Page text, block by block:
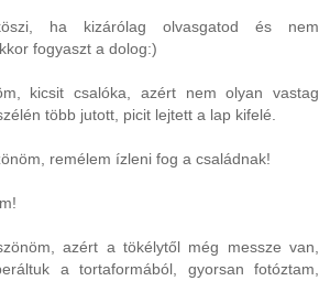
ha kizárólag olvasgatod és nem
fogyaszt a dolog:)
kicsit csalóka, azért nem olyan vastag
több jutott, picit lejtett a lap kifelé.
remélem ízleni fog a családnak!
azért a tökélytől még messze van,
a tortaformából, gyorsan fotóztam,